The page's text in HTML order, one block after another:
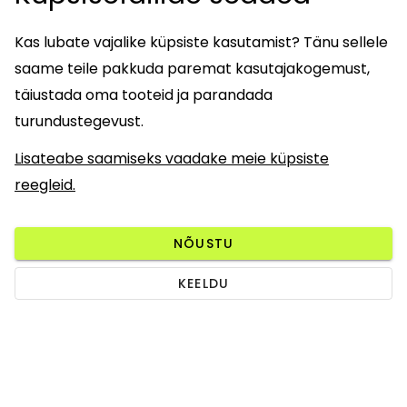
Kas lubate vajalike küpsiste kasutamist? Tänu sellele
saame teile pakkuda paremat kasutajakogemust,
täiustada oma tooteid ja parandada
turundustegevust.
Lisateabe saamiseks vaadake meie küpsiste
reegleid.
NÕUSTU
KEELDU